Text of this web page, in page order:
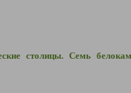
столицы. Семь